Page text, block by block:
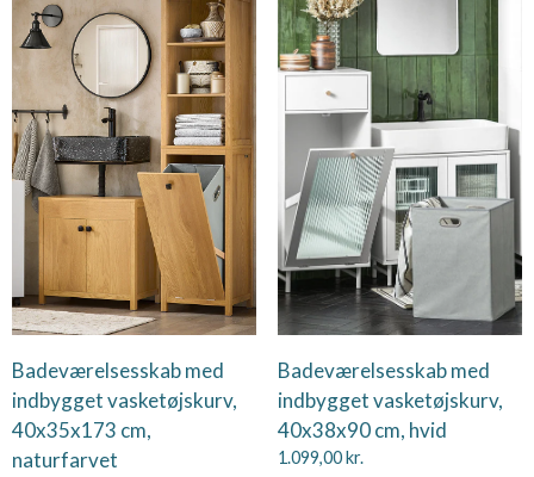
Badeværelsesskab med
indbygget vasketøjskurv,
40x35x173 cm,
naturfarvet
Badeværelsesskab med
indbygget vasketøjskurv,
40x38x90 cm, hvid
1.099,00kr.